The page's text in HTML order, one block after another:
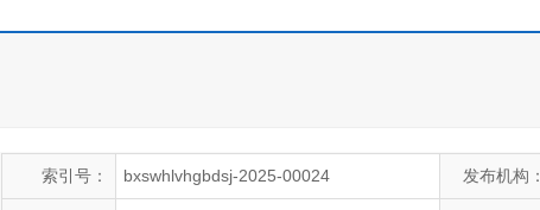
索引号： bxswhlvhgbdsj-2025-00024 发布机构：